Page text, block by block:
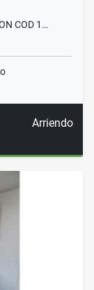
COD 1…
Arriendo